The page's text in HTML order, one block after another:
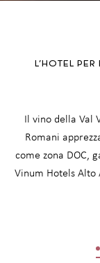
L’HOTEL
Il vino della Val
Romani
come zona DOC,
Vinum Hotels Alto
regione. Il
che